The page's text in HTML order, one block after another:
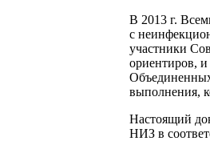
В 2013 г.
с
участники
ориентиров, и
выполнения,
Настоящий
НИЗ в